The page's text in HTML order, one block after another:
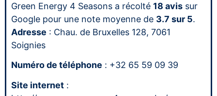
Green Energy 4 Seasons a récolté 18 avis sur
Google pour une note moyenne de 3.7 sur 5.
Adresse : Chau. de Bruxelles 128, 7061
Soignies
Numéro de téléphone : +32 65 59 09 39
Site internet :